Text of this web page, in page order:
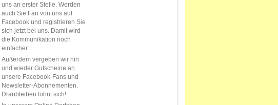
uns an erster Stelle. Werden
auch Sie Fan von uns auf
Facebook und registrieren Sie
sich jetzt bei uns. Damit wird
die Kommunikation noch
einfacher.
Außerdem vergeben wir hin
und wieder Gutscheine an
unsere Facebook-Fans und
Newsletter-Abonnementen.
Dranbleiben lohnt sich!